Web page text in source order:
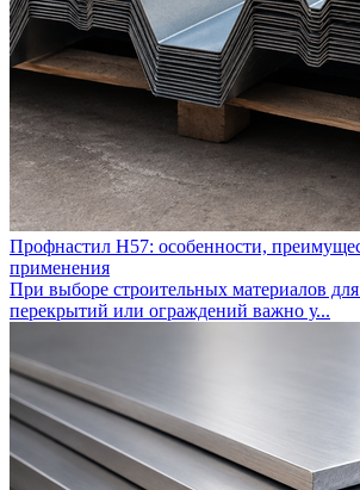
Профнастил Н57: особенности,
применения
При выборе строительных материалов
перекрытий или ограждений важно у...